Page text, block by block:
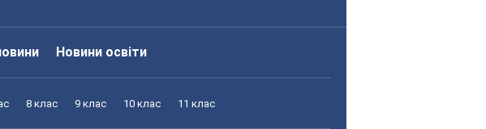
Новини освіти
8 клас 9 клас 10 клас 11 клас